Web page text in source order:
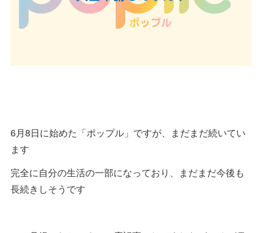
6月8日に始めた「ポップル」ですが、まだまだ続いてい
ます
完全に自分の生活の一部になっており、まだまだ今後も
長続きしそうです